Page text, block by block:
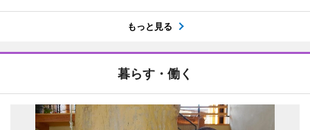
もっと見る
暮らす・働く